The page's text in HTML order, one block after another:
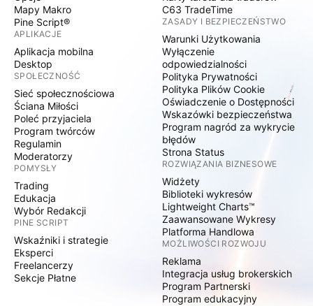
Mapy Makro
Pine Script®
APLIKACJE
Aplikacja mobilna
Desktop
SPOŁECZNOŚĆ
Sieć społecznościowa
Ściana Miłości
Poleć przyjaciela
Program twórców
Regulamin
Moderatorzy
POMYSŁY
Trading
Edukacja
Wybór Redakcji
PINE SCRIPT
Wskaźniki i strategie
Eksperci
Freelancerzy
Sekcje Płatne
C63 TradeTime
ZASADY I BEZPIECZEŃSTWO
Warunki Użytkowania
Wyłączenie
odpowiedzialności
Polityka Prywatności
Polityka Plików Cookie
Oświadczenie o Dostępności
Wskazówki bezpieczeństwa
Program nagród za wykrycie
błędów
Strona Status
ROZWIĄZANIA BIZNESOWE
Widżety
Biblioteki wykresów
Lightweight Charts™
Zaawansowane Wykresy
Platforma Handlowa
MOŻLIWOŚCI ROZWOJU
Reklama
Integracja usług brokerskich
Program Partnerski
Program edukacyjny